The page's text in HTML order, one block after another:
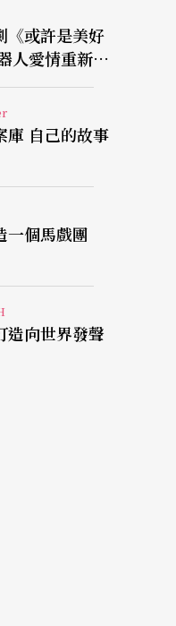
《或許是美好
人愛情重新凝
事
一個馬戲團
造向世界發聲